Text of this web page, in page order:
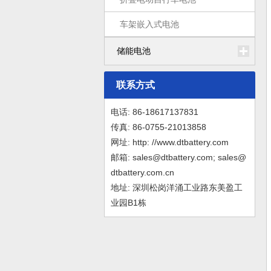
车架嵌入式电池
储能电池
联系方式
电话: 86-18617137831
传真: 86-0755-21013858
网址: http: //www.dtbattery.com
邮箱: sales@dtbattery.com; sales@
dtbattery.com.cn
地址: 深圳松岗洋涌工业路东美盈工
业园B1栋